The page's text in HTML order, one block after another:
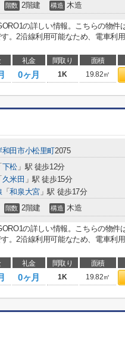
階数 2階建 構造 木造
の詳しい情報。こちらの物件
。2沿線利用可能なため、電車利
礼金 間取り 面積
0ヶ月 1K 19.82㎡
和田市小松里町2075
下松 」駅 徒歩12分
久米田 」駅 徒歩15分
「和泉大宮」駅 徒歩17分
階数 2階建 構造 木造
の詳しい情報。こちらの物件
。2沿線利用可能なため、電車利
礼金 間取り 面積
0ヶ月 1K 19.82㎡